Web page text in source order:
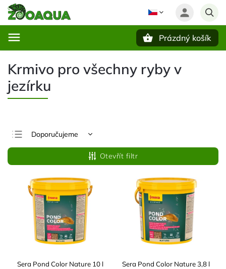
Prázdný košík
Krmivo pro všechny ryby v
jezírku
Doporučujeme
Nejlevnější
Nejdražší
Nejprodávanější
Abecedně
Otevřít filtr
Sera Pond Color Nature 10 l Sera Pond Color Nature 3,8 l